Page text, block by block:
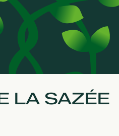
LA SAZÉE